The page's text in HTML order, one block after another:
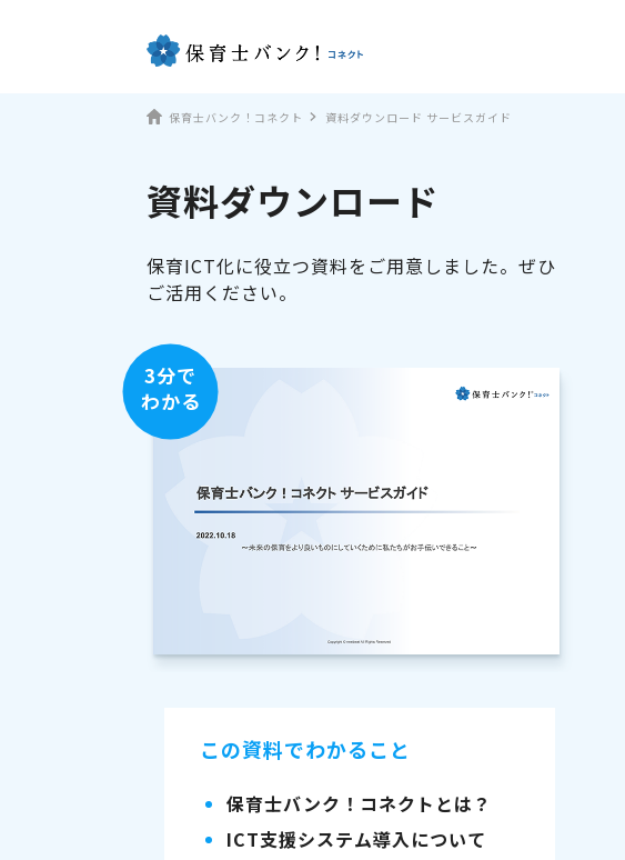
保育士バンク！コネクト 資料ダウンロード サービスガイド
資料ダウンロード
保育ICT化に役立つ資料をご用意しました。ぜひ
ご活用ください。
3分で
わかる
この資料でわかること
保育士バンク！コネクトとは？
ICT支援システム導入について